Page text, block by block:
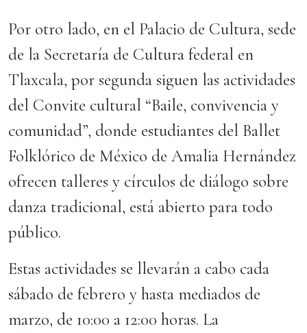
Por otro lado, en el Palacio de Cultura, sede
de la Secretaría de Cultura federal en
Tlaxcala, por segunda siguen las actividades
del Convite cultural “Baile, convivencia y
comunidad”, donde estudiantes del Ballet
Folklórico de México de Amalia Hernández
ofrecen talleres y círculos de diálogo sobre
danza tradicional, está abierto para todo
público.
Estas actividades se llevarán a cabo cada
sábado de febrero y hasta mediados de
marzo, de 10:00 a 12:00 horas. La